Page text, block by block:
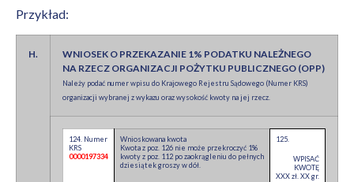
Przykład:
H.
WNIOSEK O PRZEKAZANIE 1% PODATKU NALEŻNEGO
NA RZECZ ORGANIZACJI POŻYTKU PUBLICZNEGO (OPP)
Należy podać numer wpisu do Krajowego Rejestru Sądowego (Numer KRS)
organizacji wybranej z wykazu oraz wysokość kwoty na jej rzecz.
124. Numer
KRS
0000197334
Wnioskowana kwota
Kwota z poz. 126 nie może przekroczyć 1%
kwoty z poz. 112 po zaokrągleniu do pełnych
dziesiątek groszy w dół.
125.
WPISAĆ
KWOTĘ
XXX zł. XX gr.